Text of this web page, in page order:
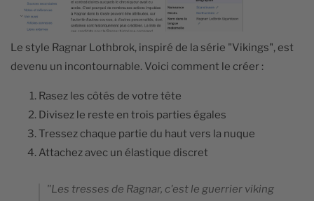
Le style Ragnar Lothbrok, inspiré de la série "Vikings", est
devenu un incontournable. Voici comment le créer :
Rasez les côtés de votre tête
Divisez le reste en trois parties égales
Tressez chaque partie du haut vers la nuque
Attachez avec un élastique discret
"Les tresses de Ragnar, c'est le guerrier viking